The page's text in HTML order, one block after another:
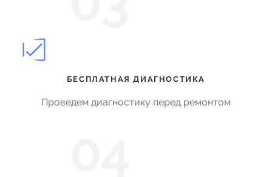
БЕСПЛАТНАЯ ДИАГНОСТИКА
Проведем диагностику перед ремонтом